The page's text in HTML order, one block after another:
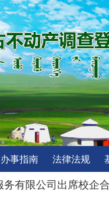
办事指南 法律法规
有限公司出席校企